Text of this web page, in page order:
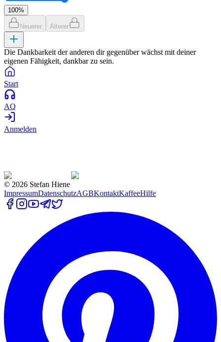
100%
Neuerer Älterer
Die Dankbarkeit der anderen dir gegenüber wächst mit deiner
eigenen Fähigkeit, dankbar zu sein.
Start
AQ
Anmelden
© 2026 Stefan Hiene
ImpressumDatenschutzAGBKontaktKaffeeHilfe